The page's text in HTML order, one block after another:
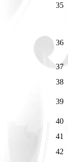
35
36
37
38
39
40
41
42